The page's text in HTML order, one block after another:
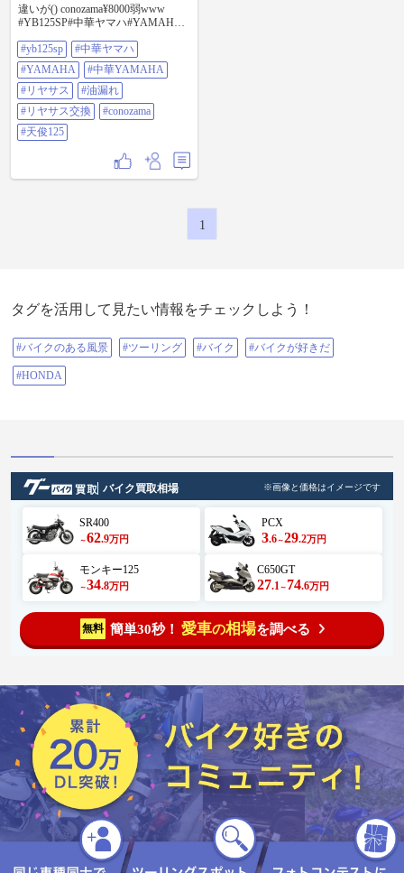
違いが() conozama¥8000弱www
#YB125SP#中華ヤマハ#YAMAHA#
リヤサス交換#conozama#天俊125
#yb125sp
#中華ヤマハ
#YAMAHA
#中華YAMAHA
#リヤサス
#油漏れ
#リヤサス交換
#conozama
#天俊125
1
タグを活用して見たい情報をチェックしよう！
#バイクのある風景 #ツーリング #バイク #バイクが好きだ
#HONDA
バイク買取相場 ※画像と価格はイメージです
SR400
～62.9万円
PCX
3.6～29.2万円
モンキー125
～34.8万円
C650GT
27.1 ～ 74.6万円
無料 簡単30秒！ 愛車の相場を調べる